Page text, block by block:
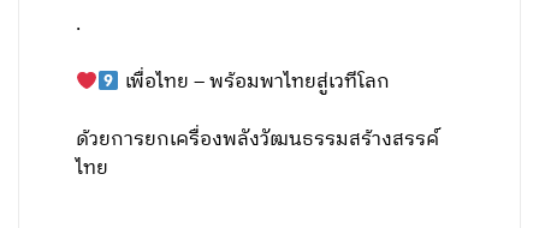
.
เพื่อไทย – พร้อมพาไทยสู่เวทีโลก
ด้วยการยกเครื่องพลังวัฒนธรรมสร้างสรรค์
ไทย